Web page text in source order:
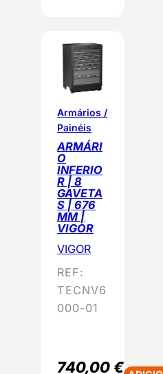
Armários /
Painéis
ARMÁRI
O
INFERIO
R | 8
GAVETA
S | 676
MM |
VIGOR
VIGOR
REF:
TECNV6
000-01
740,00€